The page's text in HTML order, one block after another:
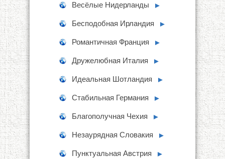
Весёлые Нидерланды ►
Бесподобная Ирландия ►
Романтичная Франция ►
Дружелюбная Италия ►
Идеальная Шотландия ►
Стабильная Германия ►
Благополучная Чехия ►
Незаурядная Словакия ►
Пунктуальная Австрия ►